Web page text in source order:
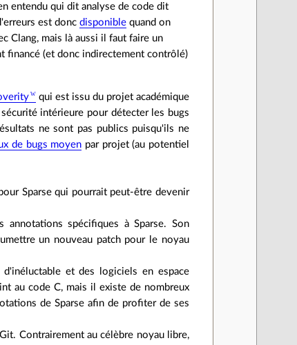
entendu qui dit analyse de code dit
est doncdisponible quand on
Clang, mais là aussi il faut faire un
financé (et donc indirectement contrôlé)
qui est issu du projet académique
intérieure pour détecter les bugs
ne sont pas publics puisqu'ils ne
de bugs moyen par projet (au potentiel
Sparse qui pourrait peut-être devenir
spécifiques à Sparse. Son
un nouveau patch pour le noyau
et des logiciels en espace
au code C, mais il existe de nombreux
de Sparse afin de profiter de ses
Contrairement au célèbre noyau libre,